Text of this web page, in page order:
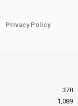
378
1,089
Privacy Policy